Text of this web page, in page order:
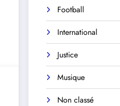
Football
International
Justice
Musique
Non classé